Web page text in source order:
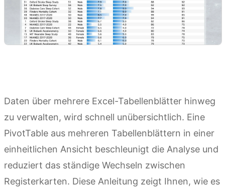
Daten über mehrere Excel-Tabellenblätter hinweg
zu verwalten, wird schnell unübersichtlich. Eine
PivotTable aus mehreren Tabellenblättern in einer
einheitlichen Ansicht beschleunigt die Analyse und
reduziert das ständige Wechseln zwischen
Registerkarten. Diese Anleitung zeigt Ihnen, wie es